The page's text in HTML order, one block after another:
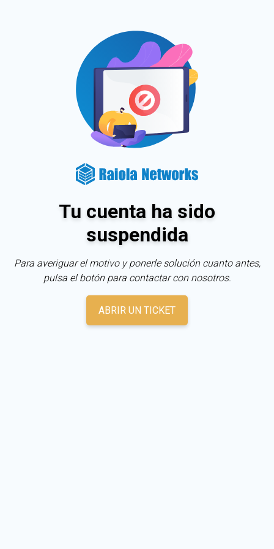
Tu cuenta ha sido
suspendida
Para averiguar el motivo y ponerle solución cuanto antes,
pulsa el botón para contactar con nosotros.
ABRIR UN TICKET